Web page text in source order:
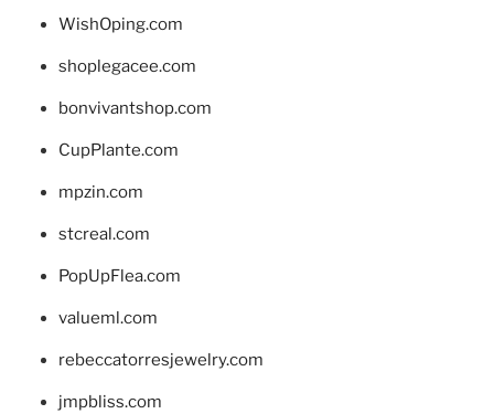
WishOping.com
shoplegacee.com
bonvivantshop.com
CupPlante.com
mpzin.com
stcreal.com
PopUpFlea.com
valueml.com
rebeccatorresjewelry.com
jmpbliss.com